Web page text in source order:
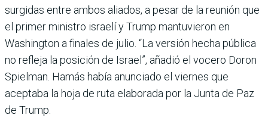
surgidas entre ambos aliados, a pesar de la reunión que
el primer ministro israelí y Trump mantuvieron en
Washington a finales de julio. “La versión hecha pública
no refleja la posición de Israel”, añadió el vocero Doron
Spielman. Hamás había anunciado el viernes que
aceptaba la hoja de ruta elaborada por la Junta de Paz
de Trump.